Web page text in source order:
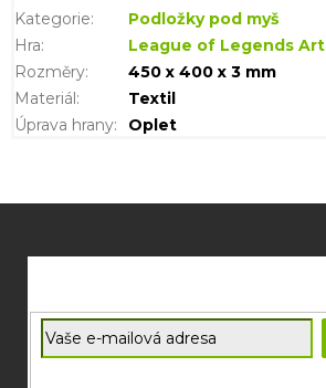
Kategorie:
Podložky pod myš
Hra:
League of Legends Art
Rozměry:
450 x 400 x 3 mm
Materiál:
Textil
Úprava hrany: Oplet
E-mail